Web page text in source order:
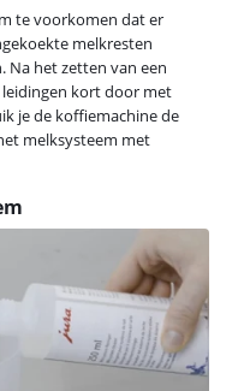
te voorkomen dat er
melkresten
Na het zetten van een
kort door met
je de koffiemachine de
melksysteem met